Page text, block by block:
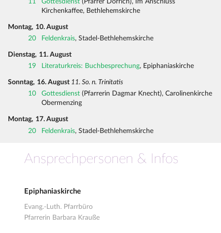
Kirchenkaffee, Bethlehemskirche
Montag, 10. August
20
Feldenkrais, Stadel-Bethlehemskirche
Dienstag, 11. August
19
Literaturkreis: Buchbesprechung, Epiphaniaskirche
Sonntag, 16. August 11. So. n. Trinitatis
10
Gottesdienst (Pfarrerin Dagmar Knecht), Carolinenkirche
Obermenzing
Montag, 17. August
20
Feldenkrais, Stadel-Bethlehemskirche
Ansprechpersonen & Infos
Epiphaniaskirche
Evang.-Luth. Pfarrbüro
Pfarrerin Barbara Krauße